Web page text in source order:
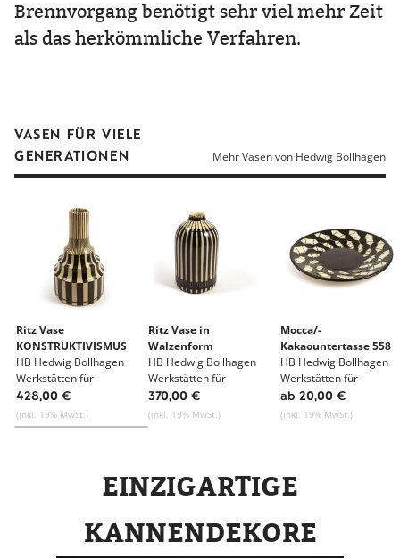
Brennvorgang benötigt sehr viel mehr Zeit
als das herkömmliche Verfahren.
VASEN FÜR VIELE
GENERATIONEN
Mehr Vasen von Hedwig Bollhagen
Ritz Vase
KONSTRUKTIVISMUS
HB Hedwig Bollhagen
Werkstätten für
Keramik
428,00 €
(inkl. 19% MwSt.)
Ritz Vase in
Walzenform
HB Hedwig Bollhagen
Werkstätten für
Keramik
370,00 €
(inkl. 19% MwSt.)
Mocca/-
Kakaountertasse 558
HB Hedwig Bollhagen
Werkstätten für
Keramik
ab 20,00 €
(inkl. 19% MwSt.)
EINZIGARTIGE
KANNENDEKORE